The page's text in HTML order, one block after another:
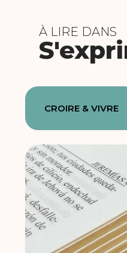
À LIRE DANS
CROIRE & VIVRE